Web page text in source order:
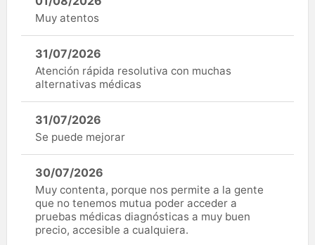
Muy atentos
31/07/2026
Atención rápida resolutiva con muchas
alternativas médicas
31/07/2026
Se puede mejorar
30/07/2026
Muy contenta, porque nos permite a la gente
que no tenemos mutua poder acceder a
pruebas médicas diagnósticas a muy buen
precio, accesible a cualquiera.